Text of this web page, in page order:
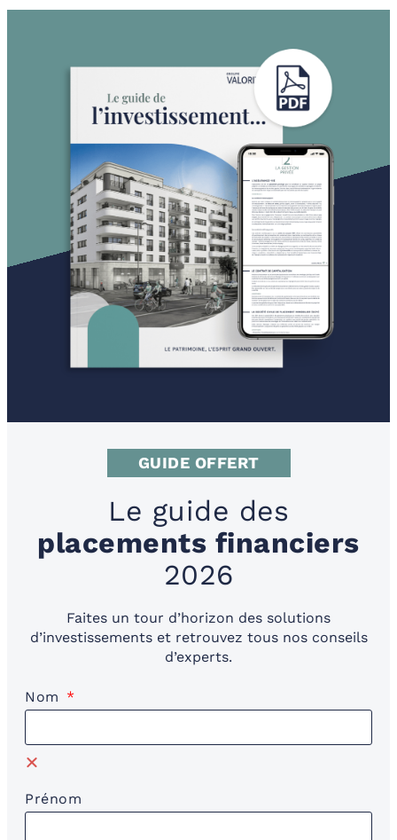
GUIDE OFFERT
Le guide des
placements financiers
2026
Faites un tour d’horizon des solutions
d’investissements et retrouvez tous nos conseils
d’experts.
Nom
Prénom